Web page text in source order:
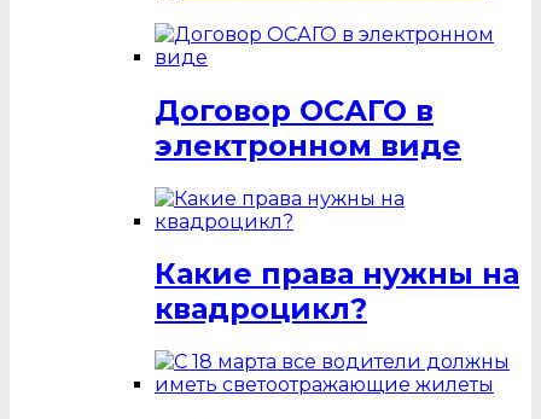
Договор ОСАГО в
электронном виде
Какие права нужны на
квадроцикл?